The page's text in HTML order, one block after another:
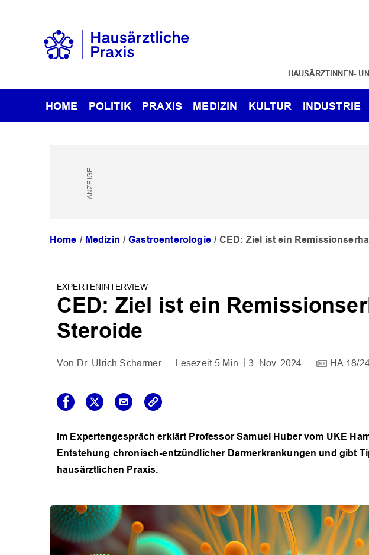
HAUSÄRZTINNEN-
HOME POLITIK PRAXIS MEDIZIN KULTUR INDUSTRIE
Home Medizin Gastroenterologie CED: Ziel ist ein
EXPERTENINTERVIEW
CED: Ziel ist ein
Steroide
Dr. Ulrich Scharmer 5 Min. 3. Nov. 2024 HA 18/24
Im Expertengespräch erklärt Professor Samuel Huber vom UKE
Entstehung chronisch-entzündlicher Darmerkrankungen und gibt
hausärztlichen Praxis.